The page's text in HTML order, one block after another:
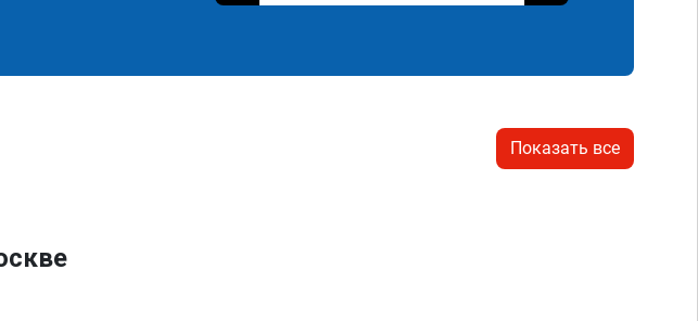
Показать все